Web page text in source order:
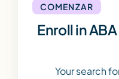
COMENZAR
Enroll in
Your search